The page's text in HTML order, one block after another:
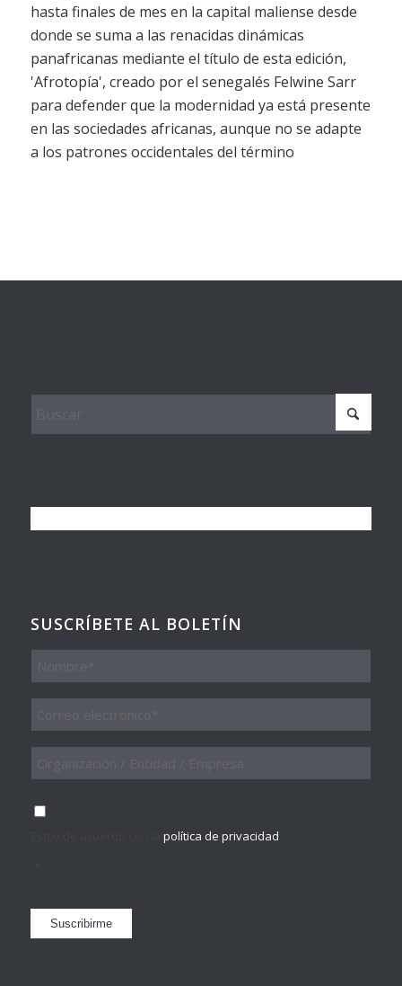
hasta finales de mes en la capital maliense desde
donde se suma a las renacidas dinámicas
panafricanas mediante el título de esta edición,
'Afrotopía', creado por el senegalés Felwine Sarr
para defender que la modernidad ya está presente
en las sociedades africanas, aunque no se adapte
a los patrones occidentales del término
SUSCRÍBETE AL BOLETÍN
Nombre
Entidad
Empresa
Consentimiento
política de privacidad
Suscribirme